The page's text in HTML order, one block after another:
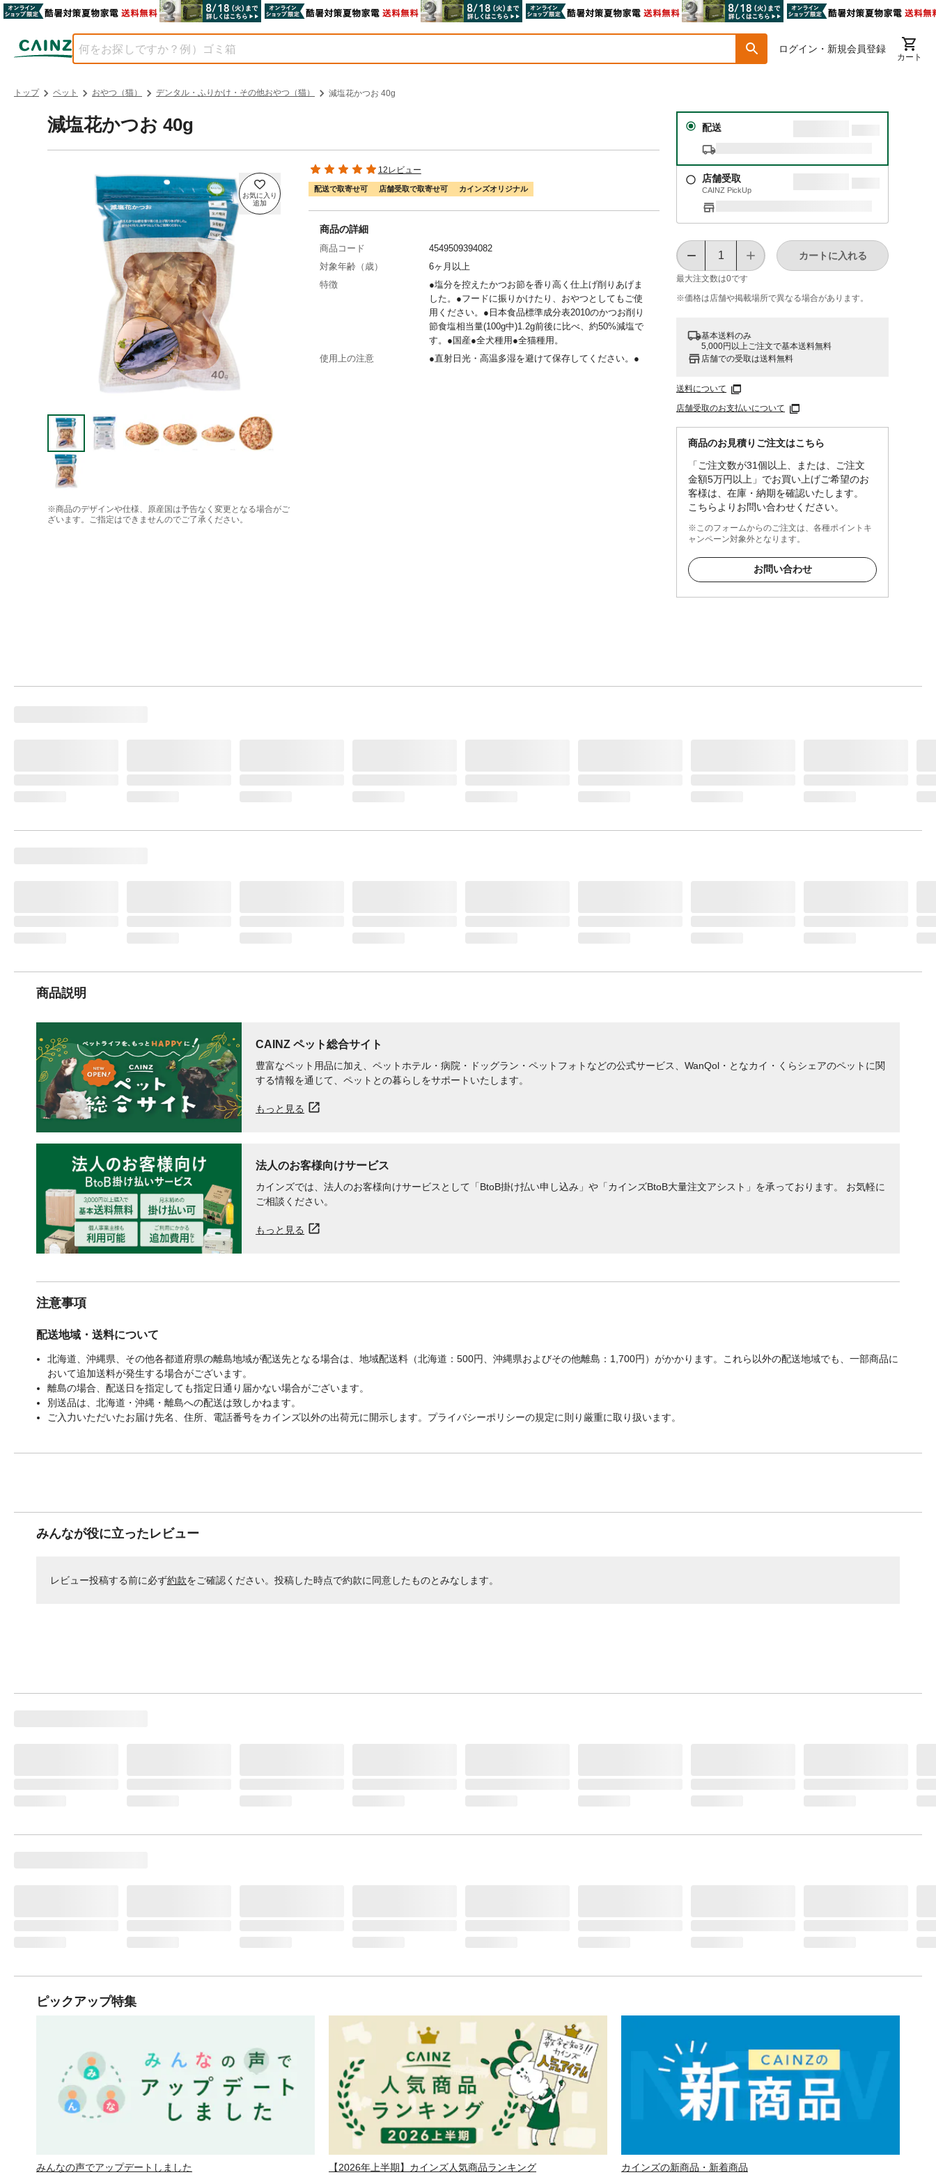
ログイン・新規会員登録
カート
トップ ペット おやつ（猫） デンタル・ふりかけ・その他おやつ（猫） 減塩花かつお 40g
減塩花かつお 40g
※商品のデザインや仕様、原産国は予告なく変更となる場合がご
ざいます。ご指定はできませんのでご了承ください。
12レビュー
配送で取寄せ可 店舗受取で取寄せ可 カインズオリジナル
配送
店舗受取
CAINZ PickUp
最大注文数は0です
カートに入れる
※価格は​店舗や​掲載場所で​異なる​場合が​あります。
基本送料のみ
5,000円以上ご注文で基本送料無料
店舗での受取は送料無料
送料について
店舗受取のお支払いについて
商品のお見積りご注文はこちら
「ご注文数が31個以上、または、ご注文
金額5万円以上」でお買い上げご希望のお
客様は、在庫・納期を確認いたします。
こちらよりお問い合わせください。
※このフォームからのご注文は、各種ポイントキ
ャンペーン対象外となります。
お問い合わせ
商品の詳細
商品コード
4549509394082
対象年齢（歳）
6ヶ月以上
特徴
●塩分を控えたかつお節を香り高く仕上げ削りあげま
した。●フードに振りかけたり、おやつとしてもご使
用ください。●日本食品標準成分表2010のかつお削り
節食塩相当量(100g中)1.2g前後に比べ、約50%減塩で
す。●国産●全犬種用●全猫種用。
使用上の注意
●直射日光・高温多湿を避けて保存してください。●
商品説明
CAINZ ペット総合サイト
豊富なペット用品に加え、ペットホテル・病院・ドッグラン・ペットフォトなどの公式サービス、WanQol・となカイ・くらシェアのペットに関
する情報を通じて、ペットとの暮らしをサポートいたします。
もっと見る
法人のお客様向けサービス
カインズでは、法人のお客様向けサービスとして「BtoB掛け払い申し込み」や「カインズBtoB大量注文アシスト」を承っております。 お気軽に
ご相談ください。
もっと見る
注意事項
配送地域・送料について
北海道、沖縄県、その他各都道府県の離島地域が配送先となる場合は、地域配送料（北海道：500円、沖縄県およびその他離島：1,700円）がかかります。これら以外の配送地域でも、一部商品に
おいて追加送料が発生する場合がございます。
離島の場合、配送日を指定しても指定日通り届かない場合がございます。
別送品は、北海道・沖縄・離島への配送は致しかねます。
ご入力いただいたお届け先名、住所、電話番号をカインズ以外の出荷元に開示します。プライバシーポリシーの規定に則り厳重に取り扱います。
みんなが役に立ったレビュー
レビュー投稿する前に必ず約款をご確認ください。投稿した時点で約款に同意したものとみなします。
ピックアップ特集
みんなの声でアップデートしました 【2026年上半期】カインズ人気商品ランキング カインズの新商品・新着商品